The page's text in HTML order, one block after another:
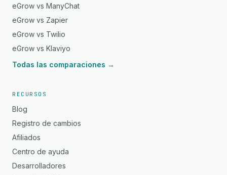
eGrow vs ManyChat
eGrow vs Zapier
eGrow vs Twilio
eGrow vs Klaviyo
Todas las comparaciones →
RECURSOS
Blog
Registro de cambios
Afiliados
Centro de ayuda
Desarrolladores